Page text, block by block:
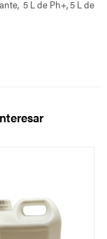
5 L de Ph+, 5 L de